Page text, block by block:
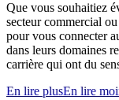
Que vous souhaitiez
secteur commercial
pour vous connecter
dans leurs domaines
carrière qui ont du
En lire plusEn lire